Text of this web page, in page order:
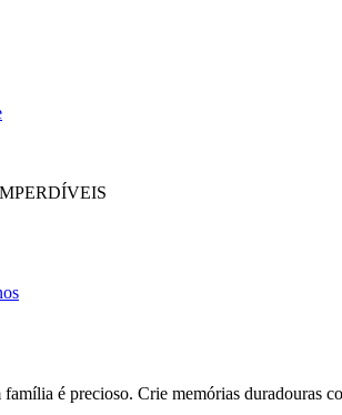
é precioso. Crie memórias duradouras